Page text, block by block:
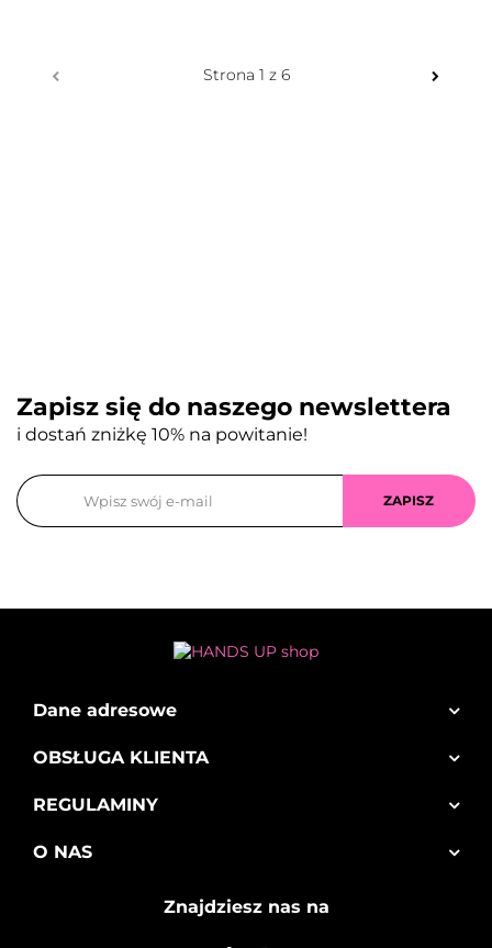
Zapisz się do naszego newslettera
i dostań zniżkę 10% na powitanie!
Dane adresowe
OBSŁUGA KLIENTA
REGULAMINY
O NAS
Znajdziesz nas na